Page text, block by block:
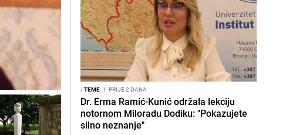
/TEME I PRIJE 2 DANA
Dr. Erma Ramić-Kunić održala lekciju
notornom Miloradu Dodiku: "Pokazujete
silno neznanje"